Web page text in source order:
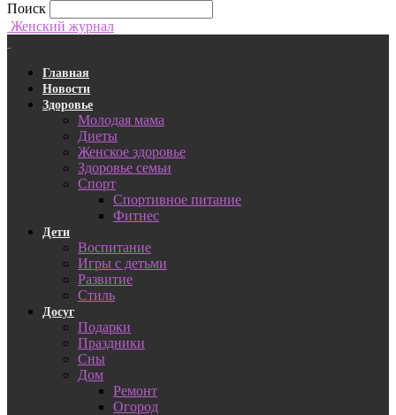
Поиск
Женский журнал
Главная
Новости
Здоровье
Молодая мама
Диеты
Женское здоровье
Здоровье семьи
Спорт
Спортивное питание
Фитнес
Дети
Воспитание
Игры с детьми
Развитие
Стиль
Досуг
Подарки
Праздники
Сны
Дом
Ремонт
Огород